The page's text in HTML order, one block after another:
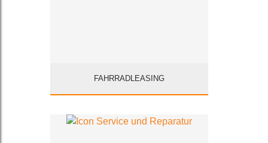
FAHRRADLEASING